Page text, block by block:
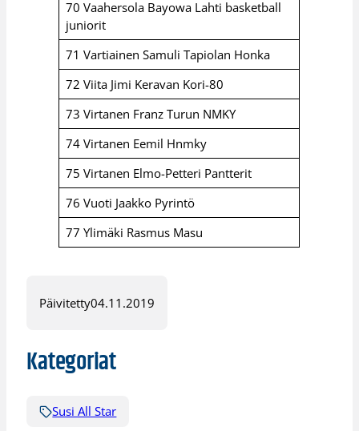
70 Vaahersola Bayowa Lahti basketball
juniorit
71 Vartiainen Samuli Tapiolan Honka
72 Viita Jimi Keravan Kori-80
73 Virtanen Franz Turun NMKY
74 Virtanen Eemil Hnmky
75 Virtanen Elmo-Petteri Pantterit
76 Vuoti Jaakko Pyrintö
77 Ylimäki Rasmus Masu
Päivitetty04.11.2019
Kategoriat
Susi All Star